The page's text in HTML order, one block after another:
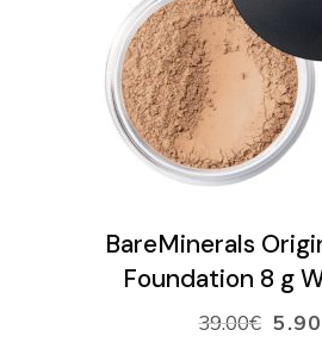
LISÄÄ
BareMinerals
Foundation 8 g
39.00€ 5.90